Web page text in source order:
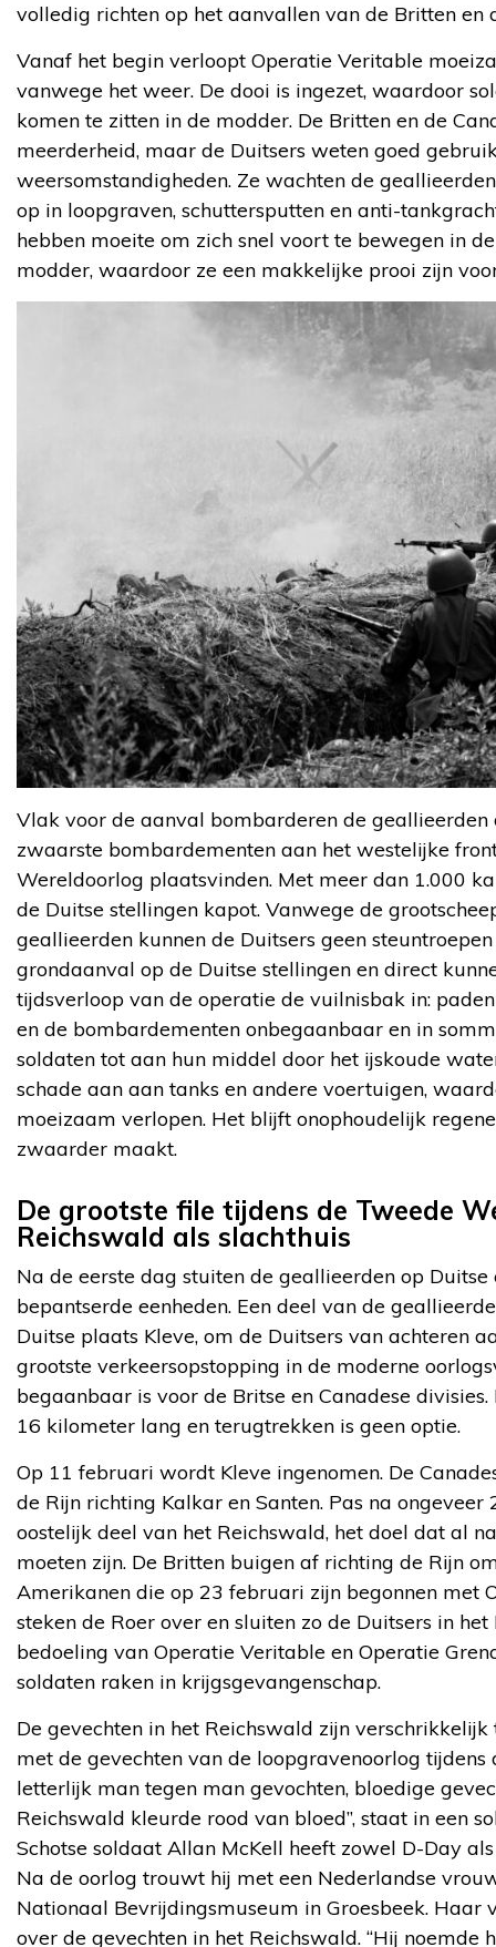
volledig richten op het aanvallen van de Britten en
Vanaf het begin verloopt Operatie Veritable
vanwege het weer. De dooi is ingezet, waardoor
komen te zitten in de modder. De Britten en de
meerderheid, maar de Duitsers weten goed
weersomstandigheden. Ze wachten de
op in loopgraven, schuttersputten en anti-
hebben moeite om zich snel voort te bewegen in
modder, waardoor ze een makkelijke prooi zijn
Vlak voor de aanval bombarderen de geallieerden
zwaarste bombardementen aan het westelijke
Wereldoorlog plaatsvinden. Met meer dan 1.000
de Duitse stellingen kapot. Vanwege de
geallieerden kunnen de Duitsers geen
grondaanval op de Duitse stellingen en direct
tijdsverloop van de operatie de vuilnisbak in:
en de bombardementen onbegaanbaar en in
soldaten tot aan hun middel door het ijskoude
schade aan aan tanks en andere voertuigen,
moeizaam verlopen. Het blijft onophoudelijk
zwaarder maakt.
De grootste file tijdens de Tweede
Reichswald als slachthuis
Na de eerste dag stuiten de geallieerden op Duitse
bepantserde eenheden. Een deel van de
Duitse plaats Kleve, om de Duitsers van achteren
grootste verkeersopstopping in de moderne
begaanbaar is voor de Britse en Canadese
16 kilometer lang en terugtrekken is geen optie.
Op 11 februari wordt Kleve ingenomen. De
de Rijn richting Kalkar en Santen. Pas na
oostelijk deel van het Reichswald, het doel dat al
moeten zijn. De Britten buigen af richting de Rijn
Amerikanen die op 23 februari zijn begonnen met
steken de Roer over en sluiten zo de Duitsers in
bedoeling van Operatie Veritable en Operatie
soldaten raken in krijgsgevangenschap.
De gevechten in het Reichswald zijn
met de gevechten van de loopgravenoorlog
letterlijk man tegen man gevochten, bloedige
Reichswald kleurde rood van bloed”, staat in een
Schotse soldaat Allan McKell heeft zowel D-Day
Na de oorlog trouwt hij met een Nederlandse
Nationaal Bevrijdingsmuseum in Groesbeek. Haar
over de gevechten in het Reichswald. “Hij noemde